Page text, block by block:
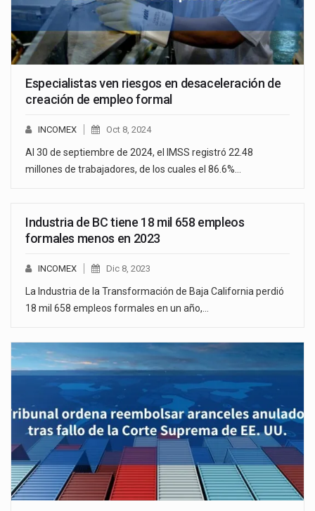
Especialistas ven riesgos en desaceleración de
creación de empleo formal
INCOMEX Oct 8, 2024
Al 30 de septiembre de 2024, el IMSS registró 22.48
millones de trabajadores, de los cuales el 86.6%…
Industria de BC tiene 18 mil 658 empleos
formales menos en 2023
INCOMEX Dic 8, 2023
La Industria de la Transformación de Baja California perdió
18 mil 658 empleos formales en un año,…